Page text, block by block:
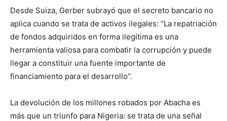
Desde Suiza, Gerber subrayó que el secreto bancario no
aplica cuando se trata de activos ilegales: “La repatriación
de fondos adquiridos en forma ilegítima es una
herramienta valiosa para combatir la corrupción y puede
llegar a constituir una fuente importante de
financiamiento para el desarrollo”.
La devolución de los millones robados por Abacha es
más que un triunfo para Nigeria: se trata de una señal